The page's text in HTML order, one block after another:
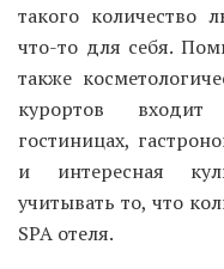
такого
что-то для себя.
также
курортов
гостиницах,
и интересная
учитывать то, что
SPA отеля.